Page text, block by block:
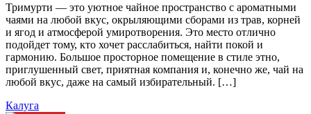
Тримурти — это уютное чайное пространство с ароматными
чаями на любой вкус, окрыляющими сборами из трав, корней
и ягод и атмосферой умиротворения. Это место отлично
подойдет тому, кто хочет расслабиться, найти покой и
гармонию. Большое просторное помещение в стиле этно,
приглушенный свет, приятная компания и, конечно же, чай на
любой вкус, даже на самый избирательный. […]
Калуга